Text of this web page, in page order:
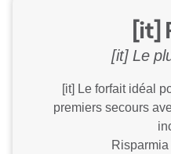
[it]
[it] Le
[it] Le forfait idéal
premiers secours